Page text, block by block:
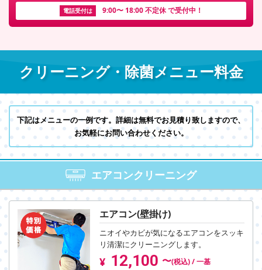
電話受付は 9:00〜 18:00 不定休 で受付中！
クリーニング・除菌メニュー料金
下記はメニューの一例です。詳細は無料でお見積り致しますので、
お気軽にお問い合わせください。
エアコンクリーニング
エアコン(壁掛け)
ニオイやカビが気になるエアコンをスッキ
リ清潔にクリーニングします。
¥ 12,100 〜(税込) / 一基